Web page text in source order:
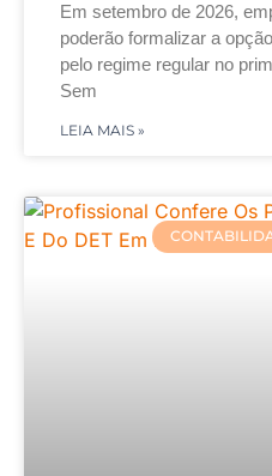
Em setembro de 2026,
poderão formalizar a
pelo regime regular no
Sem
LEIA MAIS »